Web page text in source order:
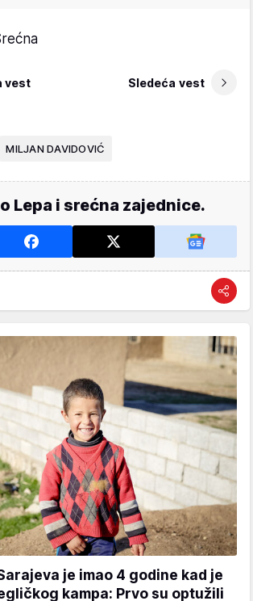
vest Sledeća vest
MILJAN DAVIDOVIĆ
Lepa i srećna zajednice.
je imao 4 godine kad je
kampa: Prvo su optužili